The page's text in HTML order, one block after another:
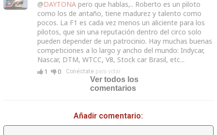
@DAYTONApero que hablas,.. Roberto es un piloto
como los de antaño, tiene madurez y talento como
pocos. La F1 es cada vez menos un aliciente para los
pilotos, que sin una reputación dentro del circo solo
pueden depender de un patrocinio. Hay muchas buenas
competiciones a lo largo y ancho del mundo: Indycar,
Nascar, DTM, WTCC, V8, Stock car Brasil, etc...
1 0 Conéctatepara votar
Ver todos los
comentarios
Añadir comentario: